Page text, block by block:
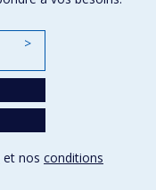
>
et nos conditions